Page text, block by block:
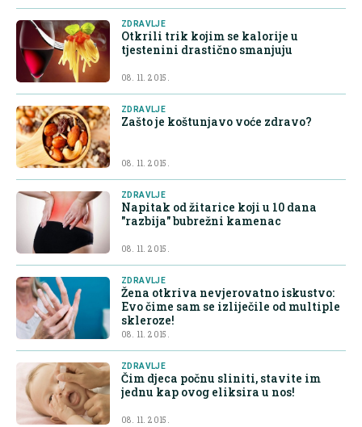
ZDRAVLJE
Otkrili trik kojim se kalorije u
tjestenini drastično smanjuju
08. 11. 2015.
ZDRAVLJE
Zašto je koštunjavo voće zdravo?
08. 11. 2015.
ZDRAVLJE
Napitak od žitarice koji u 10 dana
"razbija" bubrežni kamenac
08. 11. 2015.
ZDRAVLJE
Žena otkriva nevjerovatno iskustvo:
Evo čime sam se izliječile od multiple
skleroze!
08. 11. 2015.
ZDRAVLJE
Čim djeca počnu sliniti, stavite im
jednu kap ovog eliksira u nos!
08. 11. 2015.